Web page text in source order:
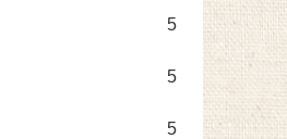
5
5
5